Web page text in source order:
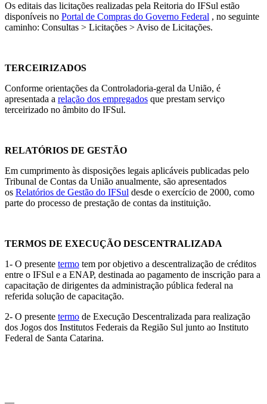
Os editais das licitações realizadas pela Reitoria do IFSul estão
disponíveis no Portal de Compras do Governo Federal , no seguinte
caminho: Consultas > Licitações > Aviso de Licitações.
TERCEIRIZADOS
Conforme orientações da Controladoria-geral da União, é
apresentada a relação dos empregados que prestam serviço
terceirizado no âmbito do IFSul.
RELATÓRIOS DE GESTÃO
Em cumprimento às disposições legais aplicáveis publicadas pelo
Tribunal de Contas da União anualmente, são apresentados
os Relatórios de Gestão do IFSul desde o exercício de 2000, como
parte do processo de prestação de contas da instituição.
TERMOS DE EXECUÇÃO DESCENTRALIZADA
1- O presente termo tem por objetivo a descentralização de créditos
entre o IFSul e a ENAP, destinada ao pagamento de inscrição para a
capacitação de dirigentes da administração pública federal na
referida solução de capacitação.
2- O presente termo de Execução Descentralizada para realização
dos Jogos dos Institutos Federais da Região Sul junto ao Instituto
Federal de Santa Catarina.